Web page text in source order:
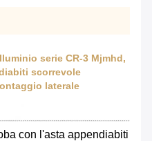
serie CR-3 Mjmhd,
scorrevole
laterale
con l'asta appendiabiti